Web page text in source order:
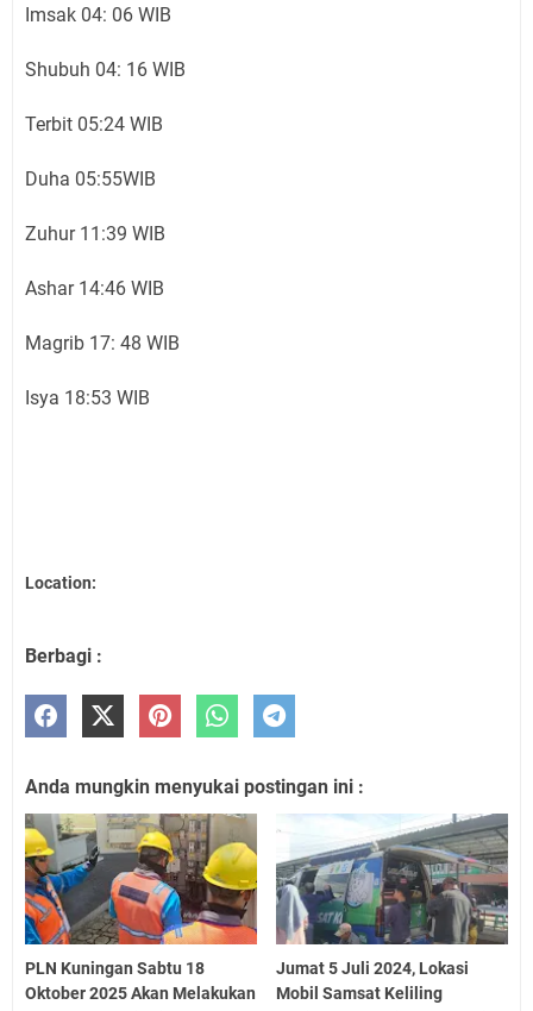
Imsak 04: 06 WIB
Shubuh 04: 16 WIB
Terbit 05:24 WIB
Duha 05:55WIB
Zuhur 11:39 WIB
Ashar 14:46 WIB
Magrib 17: 48 WIB
Isya 18:53 WIB
Location:
Berbagi :
Anda mungkin menyukai postingan ini :
PLN Kuningan Sabtu 18
Oktober 2025 Akan Melakukan
Jumat 5 Juli 2024, Lokasi
Mobil Samsat Keliling